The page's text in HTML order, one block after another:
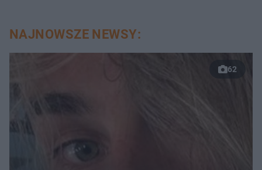
NAJNOWSZE NEWSY:
62